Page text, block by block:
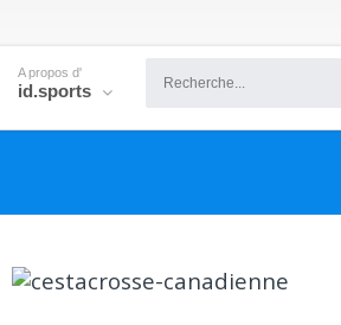
A propos d'
id.sports